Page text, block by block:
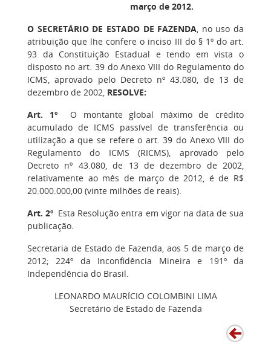
março de 2012.
O SECRETÁRIO DE ESTADO DE FAZENDA, no uso da
atribuição que lhe confere o inciso III do § 1º do art.
93 da Constituição Estadual e tendo em vista o
disposto no art. 39 do Anexo VIII do Regulamento do
ICMS, aprovado pelo Decreto nº 43.080, de 13 de
dezembro de 2002, RESOLVE:
Art. 1ºO montante global máximo de crédito
acumulado de ICMS passível de transferência ou
utilização a que se refere o art. 39 do Anexo VIII do
Regulamento do ICMS (RICMS), aprovado pelo
Decreto nº 43.080, de 13 de dezembro de 2002,
relativamente ao mês de março de 2012, é de R$
20.000.000,00 (vinte milhões de reais).
Art. 2º Esta Resolução entra em vigor na data de sua
publicação.
Secretaria de Estado de Fazenda, aos 5 de março de
2012; 224º da Inconfidência Mineira e 191º da
Independência do Brasil.
LEONARDO MAURÍCIO COLOMBINI LIMA
Secretário de Estado de Fazenda